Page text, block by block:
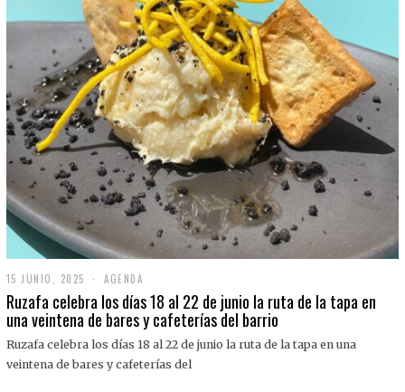
15 JUNIO, 2025
J
U
I
O
AGENDA
Ruzafa celebra los días 18 al 22 de junio la ruta de la tapa en
una veintena de bares y cafeterías del barrio
Ruzafa celebra los días 18 al 22 de junio la ruta de la tapa en una
veintena de bares y cafeterías del